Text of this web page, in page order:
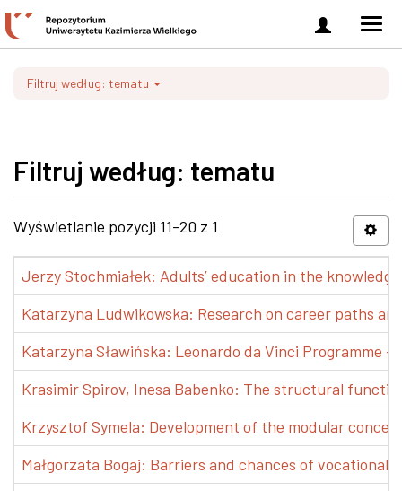
Zaloguj
się
Filtruj według: tematu
Filtruj według: tematu
Wyświetlanie pozycji 11-20 z 1
Jerzy Stochmiałek: Adults’ education in the
Katarzyna Ludwikowska: Research on career paths
Katarzyna Sławińska: Leonardo da Vinci Programme
Krasimir Spirov, Inesa Babenko: The structural
Krzysztof Symela: Development of the modular
Małgorzata Bogaj: Barriers and chances of vocational